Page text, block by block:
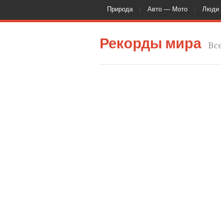
Природа Авто — Мото Люди
Рекорды мира